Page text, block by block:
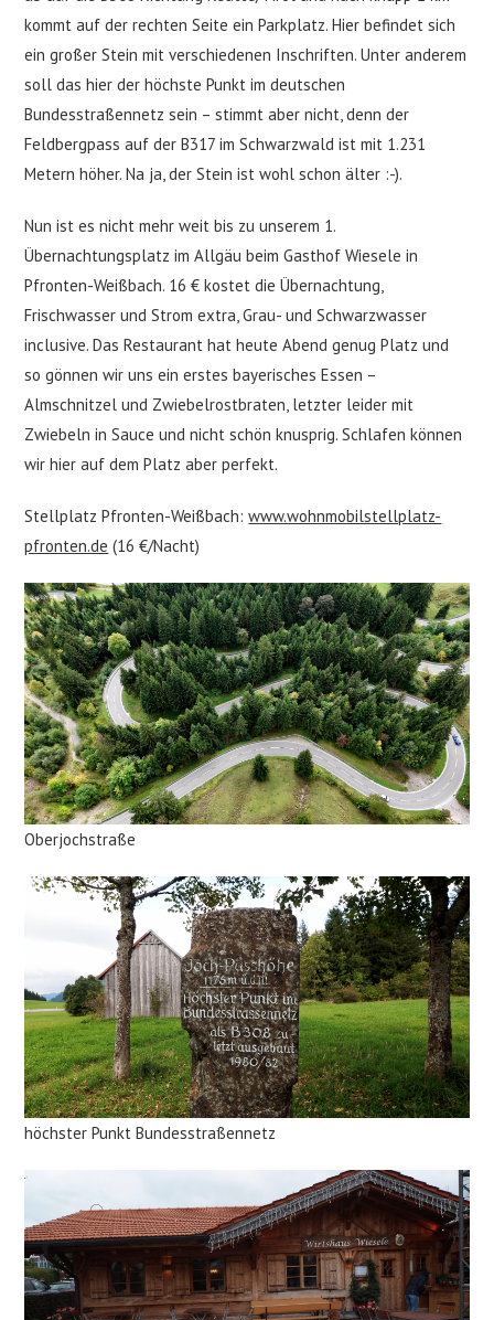
kommt auf der rechten Seite ein Parkplatz. Hier befindet sich
ein großer Stein mit verschiedenen Inschriften. Unter anderem
soll das hier der höchste Punkt im deutschen
Bundesstraßennetz sein – stimmt aber nicht, denn der
Feldbergpass auf der B317 im Schwarzwald ist mit 1.231
Metern höher. Na ja, der Stein ist wohl schon älter :-).
Nun ist es nicht mehr weit bis zu unserem 1.
Übernachtungsplatz im Allgäu beim Gasthof Wiesele in
Pfronten-Weißbach. 16 € kostet die Übernachtung,
Frischwasser und Strom extra, Grau- und Schwarzwasser
inclusive. Das Restaurant hat heute Abend genug Platz und
so gönnen wir uns ein erstes bayerisches Essen –
Almschnitzel und Zwiebelrostbraten, letzter leider mit
Zwiebeln in Sauce und nicht schön knusprig. Schlafen können
wir hier auf dem Platz aber perfekt.
Stellplatz Pfronten-Weißbach:www.wohnmobilstellplatz-
pfronten.de (16 €/Nacht)
Oberjochstraße
höchster Punkt Bundesstraßennetz